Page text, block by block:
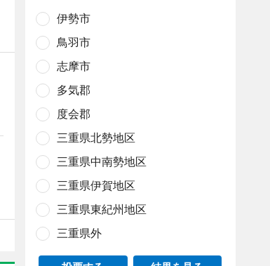
伊勢市
鳥羽市
志摩市
多気郡
度会郡
三重県北勢地区
三重県中南勢地区
三重県伊賀地区
三重県東紀州地区
三重県外